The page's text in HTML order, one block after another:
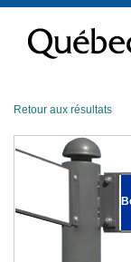
contenu
Retour aux résultats